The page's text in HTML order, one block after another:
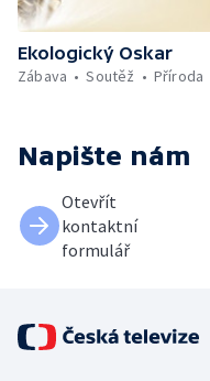
Ekologický Oskar
Zábava
Soutěž Příroda
Napište nám
Otevřít
kontaktní
formulář